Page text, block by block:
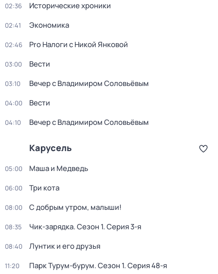
02:36 Исторические хроники
02:41 Экономика
02:46 Pro Налоги с Никой Янковой
03:00 Вести
03:10 Вечер с Владимиром Соловьёвым
04:00 Вести
04:10 Вечер с Владимиром Соловьёвым
Карусель
05:00 Маша и Медведь
06:00 Три кота
08:00 С добрым утром, малыши!
08:35 Чик-зарядка. Сезон 1. Серия 3-я
08:40 Лунтик и его друзья
11:20 Парк Турум-бурум. Сезон 1. Серия 48-я